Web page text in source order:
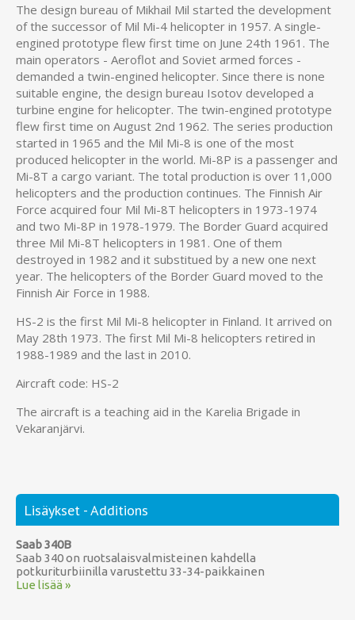
The design bureau of Mikhail Mil started the development
of the successor of Mil Mi-4 helicopter in 1957. A single-
engined prototype flew first time on June 24th 1961. The
main operators - Aeroflot and Soviet armed forces -
demanded a twin-engined helicopter. Since there is none
suitable engine, the design bureau Isotov developed a
turbine engine for helicopter. The twin-engined prototype
flew first time on August 2nd 1962. The series production
started in 1965 and the Mil Mi-8 is one of the most
produced helicopter in the world. Mi-8P is a passenger and
Mi-8T a cargo variant. The total production is over 11,000
helicopters and the production continues. The Finnish Air
Force acquired four Mil Mi-8T helicopters in 1973-1974
and two Mi-8P in 1978-1979. The Border Guard acquired
three Mil Mi-8T helicopters in 1981. One of them
destroyed in 1982 and it substitued by a new one next
year. The helicopters of the Border Guard moved to the
Finnish Air Force in 1988.
HS-2 is the first Mil Mi-8 helicopter in Finland. It arrived on
May 28th 1973. The first Mil Mi-8 helicopters retired in
1988-1989 and the last in 2010.
Aircraft code: HS-2
The aircraft is a teaching aid in the Karelia Brigade in
Vekaranjärvi.
Lisäykset - Additions
Saab 340B
Saab 340 on ruotsalaisvalmisteinen kahdella
potkuriturbiinilla varustettu 33-34-paikkainen
Lue lisää »